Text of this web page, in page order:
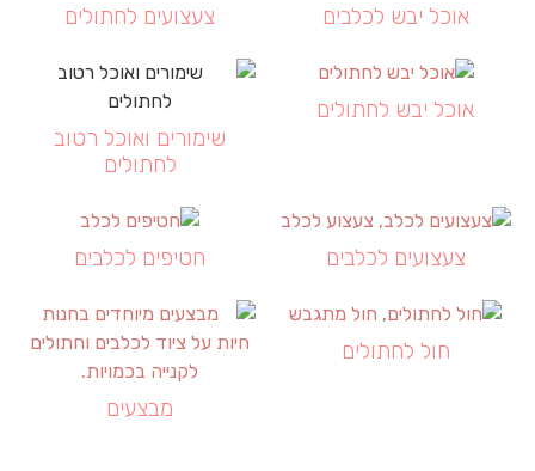
אוכל יבש לכלבים צעצועים לחתולים
אוכל יבש לחתולים
שימורים ואוכל רטוב
לחתולים
צעצועים לכלבים חטיפים לכלבים
חול לחתולים
מבצעים